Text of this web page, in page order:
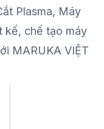
Plasma, Máy
kế, chế tạo máy
MARUKA VIỆT